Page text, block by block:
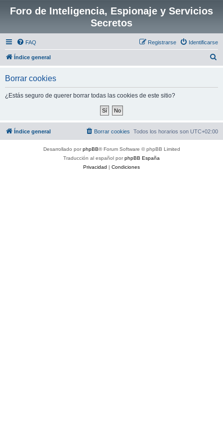
Foro de Inteligencia, Espionaje y Servicios
Secretos
FAQ Identificarse
Registrarse
Índice general
Borrar cookies
¿Estás seguro de querer borrar todas las cookies de este sitio?
Índice general Todos los horarios son UTC+02:00
Borrar cookies
Desarrollado porphpBB® Forum Software © phpBB Limited
Traducción al español porphpBB España
Privacidad | Condiciones